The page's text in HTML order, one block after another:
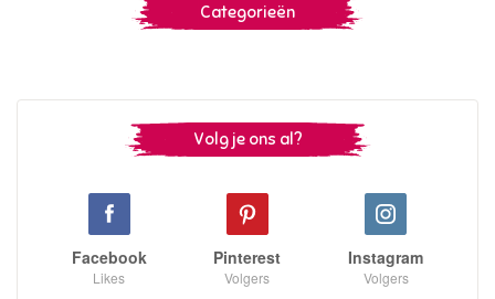
Categorieën
Volg je ons al?
Facebook
Likes
Pinterest
Volgers
Instagram
Volgers